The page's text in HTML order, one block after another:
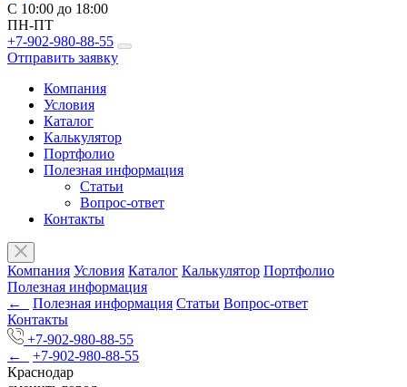
C 10:00 до 18:00
ПН-ПТ
+7-902-980-88-55
Отправить заявку
Компания
Условия
Каталог
Калькулятор
Портфолио
Полезная информация
Статьи
Вопрос-ответ
Контакты
Компания Условия Каталог Калькулятор Портфолио
Полезная информация
←
Полезная информация Статьи Вопрос-ответ
Контакты
+7-902-980-88-55
←
+7-902-980-88-55
Краснодар